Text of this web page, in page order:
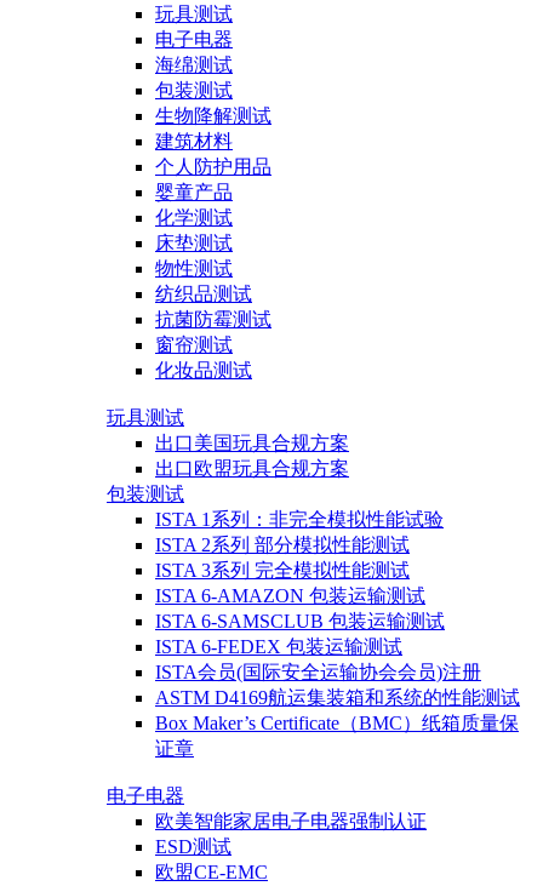
玩具测试
电子电器
海绵测试
包装测试
生物降解测试
建筑材料
个人防护用品
婴童产品
化学测试
床垫测试
物性测试
纺织品测试
抗菌防霉测试
窗帘测试
化妆品测试
玩具测试
出口美国玩具合规方案
出口欧盟玩具合规方案
包装测试
ISTA 1系列：非完全模拟性能试验
ISTA 2系列 部分模拟性能测试
ISTA 3系列 完全模拟性能测试
ISTA 6-AMAZON 包装运输测试
ISTA 6-SAMSCLUB 包装运输测试
ISTA 6-FEDEX 包装运输测试
ISTA会员(国际安全运输协会会员)注册
ASTM D4169航运集装箱和系统的性能测试
Box Maker’s Certificate（BMC）纸箱质量保
证章
电子电器
欧美智能家居电子电器强制认证
ESD测试
欧盟CE-EMC